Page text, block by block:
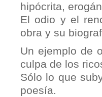
hipócrita,
El odio y el
obra y su
Un ejemplo de
culpa de los
Sólo lo que
poesía.